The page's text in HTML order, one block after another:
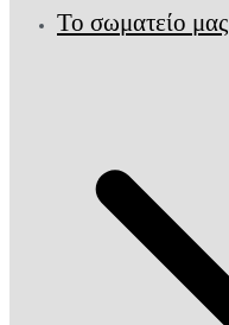
Το σωματείο μας